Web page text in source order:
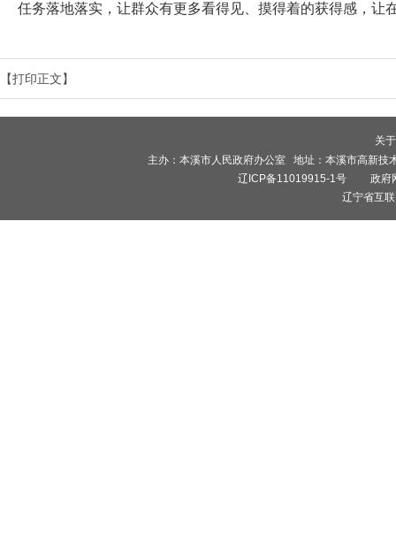
任务落地落实，让群众有更多看得见、摸得着的获得感，让
【打印正文】
关
主办：本溪市人民政府办公室 地址：本溪市高新
辽ICP备11019915-1号 政府
辽宁省互